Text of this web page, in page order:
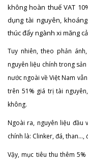
không hoàn thuế VAT
dụng tài nguyên,
thúc đẩy ngành xi măng
Tuy nhiên, theo phản
nguyên liệu chính trong
nước ngoài về Việt Nam
trên 51% giá trị tài
không.
Ngoài ra, nguyên liệu đầu
chính là: Clinker, đá, than…,
Vậy, mục tiêu thu thêm